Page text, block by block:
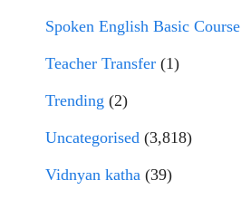
Spoken English Basic Course
Teacher Transfer (1)
Trending (2)
Uncategorised (3,818)
Vidnyan katha (39)